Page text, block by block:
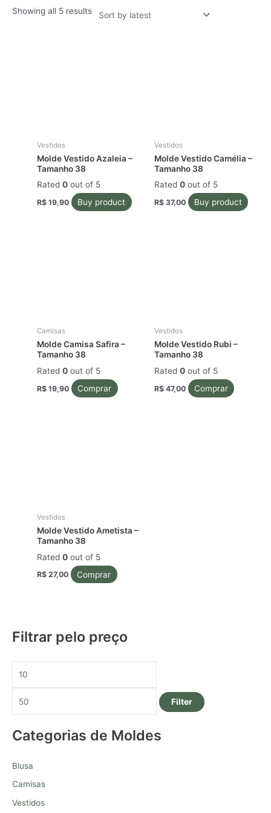
Showing all 5 results
Vestidos
Molde Vestido Azaleia –
Tamanho 38
Rated0 out of 5
R$ 19,90 Buy product
Vestidos
Molde Vestido Camélia –
Tamanho 38
Rated 0out of 5
R$37,00 Buy product
Camisas
Molde Camisa Safira –
Tamanho 38
Rated0 out of 5
R$ 19,90 Comprar
Vestidos
Molde Vestido Rubi –
Tamanho 38
Rated 0out of 5
R$47,00 Comprar
Vestidos
Molde Vestido Ametista –
Tamanho 38
Rated0 out of 5
R$ 27,00 Comprar
Filtrar pelo preço
Filter
Categorias de Moldes
Blusa
Camisas
Vestidos